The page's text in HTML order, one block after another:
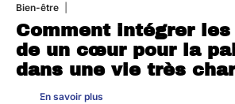
Bien-être
Comment intégrer
de un cœur pour la
dans une vie très
En savoir plus